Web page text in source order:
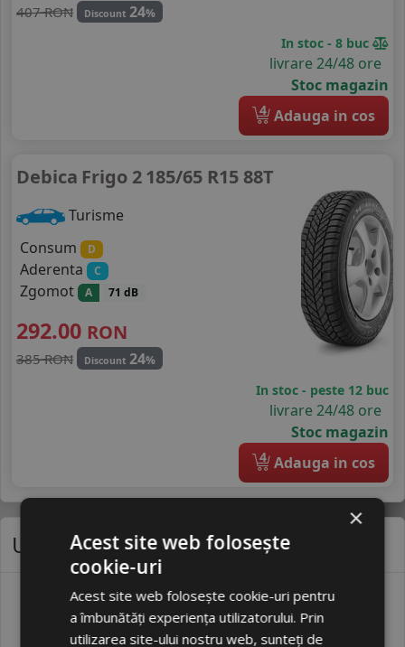
407 RON Discount 24%
In stoc - 8 buc
livrare 24/48 ore
Stoc magazin
4 Adauga in cos
Debica Frigo 2185/65 R15 88T
Turisme
Consum
D
Aderenta C
Zgomot A 71 dB
292.00 RON
385 RON Discount 24%
In stoc - peste 12 buc
livrare 24/48 ore
Stoc magazin
4 Adauga in cos
Ultimele noutăți
Anvelope pentru mașini electrice – ce le
diferențiază de cele obișnuite
×
Acest site web folosește
cookie-uri
Acest site web folosește cookie-uri pentru
a îmbunătăți experiența utilizatorului. Prin
utilizarea site-ului nostru web, sunteți de